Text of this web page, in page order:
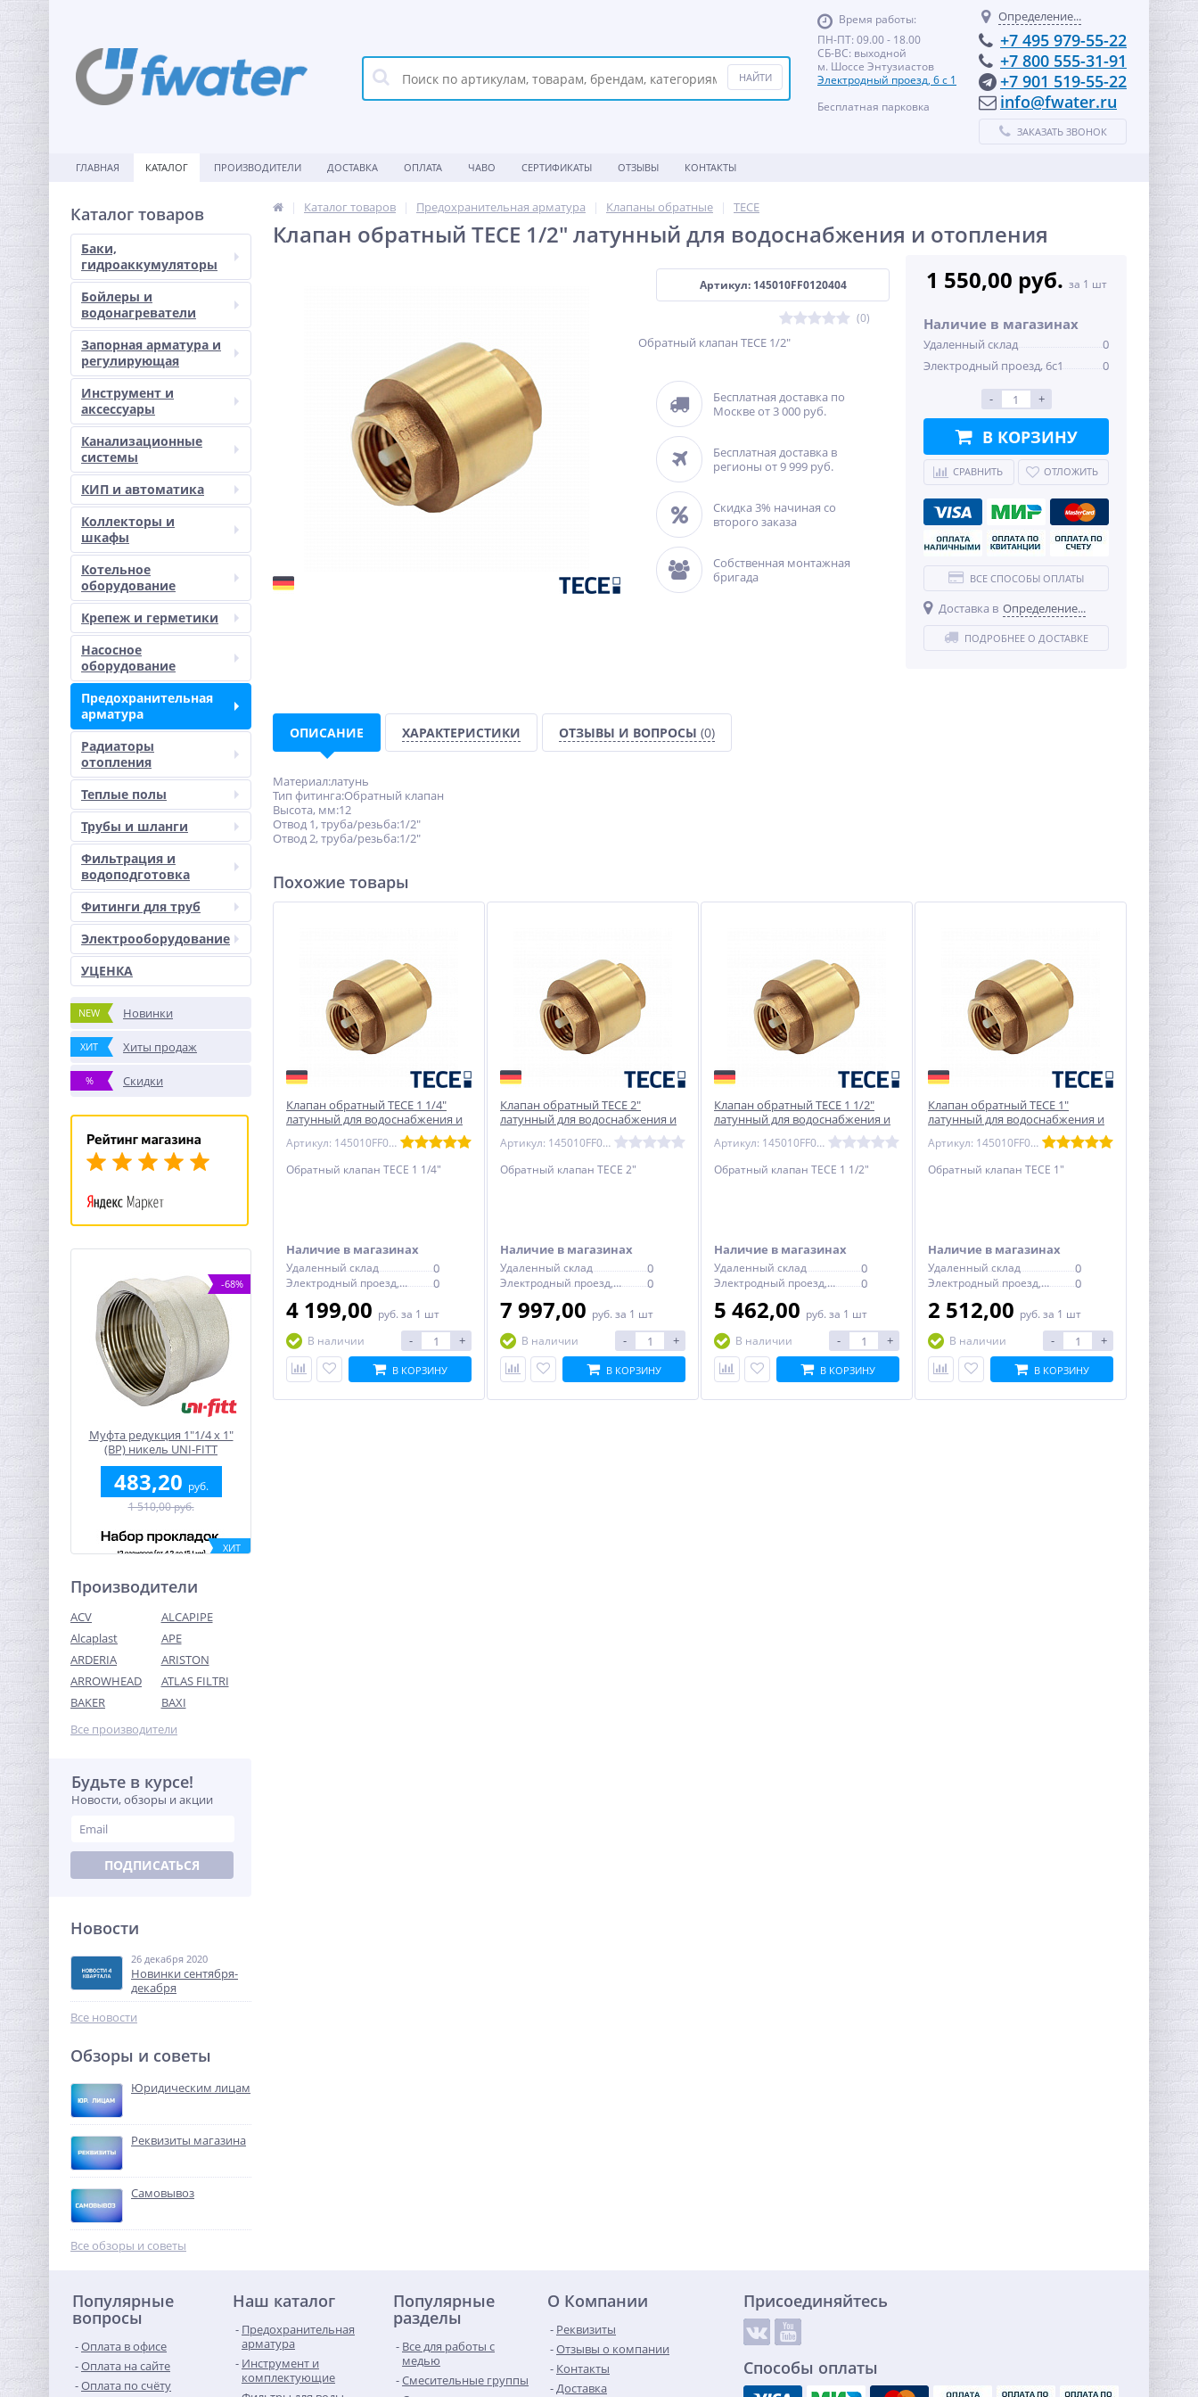
Время работы:
ПН-ПТ: 09.00 - 18.00
СБ-ВС: выходной
м. Шоссе Энтузиастов
Электродный проезд, 6 с 1
Бесплатная парковка
Определение...
+7 495 979-55-22
+7 800 555-31-91
+7 901 519-55-22
info@fwater.ru
ЗАКАЗАТЬ ЗВОНОК
ГЛАВНАЯ КАТАЛОГ ПРОИЗВОДИТЕЛИ ДОСТАВКА ОПЛАТА ЧАВО СЕРТИФИКАТЫ ОТЗЫВЫ КОНТАКТЫ
Каталог товаров
Баки,
гидроаккумуляторы
Бойлеры и
водонагреватели
Запорная арматура и
регулирующая
Инструмент и
аксессуары
Канализационные
системы
КИП и автоматика
Коллекторы и
шкафы
Котельное
оборудование
Крепеж и герметики
Насосное
оборудование
Предохранительная
арматура
Радиаторы
отопления
Теплые полы
Трубы и шланги
Фильтрация и
водоподготовка
Фитинги для труб
Электрооборудование
УЦЕНКА
NEW Новинки
ХИТ Хиты продаж
% Скидки
-68%
Муфта редукция 1"1/4 x 1"
(ВР) никель UNI-FITT
483,20 руб.
1 510,00 руб.
ХИТ
Набор сантехнических
прокладок (410 штук) 12
размеров O-ring /
499,00
Кран шаровый с
электроприводом
BugattiPro 220В 1/2"
8 740,16
Тройник редукция (ВР) 1" x
1/2" x 1" латунь UNI-FITT
1 981,00 руб.
-68%
Производители
ACV
ALCAPIPE
Alcaplast
APE
ARDERIA
ARISTON
ARROWHEAD
ATLAS FILTRI
BAKER
BAXI
Все производители
Будьте в курсе!
Новости, обзоры и акции
ПОДПИСАТЬСЯ
Новости
26 декабря 2020
Новинки сентября-
декабря
Все новости
Обзоры и советы
Юридическим лицам
Реквизиты магазина
Самовывоз
Все обзоры и советы
Каталог товаров Предохранительная арматура Клапаны обратные TECE
Клапан обратный TECE 1/2" латунный для водоснабжения и отопления
Артикул: 145010FF0120404
(0)
Обратный клапан TECE 1/2"
Бесплатная доставка по
Москве от 3 000 руб.
Бесплатная доставка в
регионы от 9 999 руб.
Скидка 3% начиная со
второго заказа
Собственная монтажная
бригада
1 550,00 руб. за 1 шт
Наличие в магазинах
Удаленный склад
0
Электродный проезд, 6с1
0
- +
В КОРЗИНУ
СРАВНИТЬ ОТЛОЖИТЬ
ВСЕ СПОСОБЫ ОПЛАТЫ
Доставка в Определение...
ПОДРОБНЕЕ О ДОСТАВКЕ
ОПИСАНИЕ ХАРАКТЕРИСТИКИ ОТЗЫВЫ И ВОПРОСЫ (0)
Материал:латунь
Тип фитинга:Обратный клапан
Высота, мм:12
Отвод 1, труба/резьба:1/2"
Отвод 2, труба/резьба:1/2"
Похожие товары
Клапан обратный TECE 1 1/4"
латунный для водоснабжения и
Артикул: 145010FF0101010
Обратный клапан TECE 1 1/4"
Наличие в магазинах
Удаленный склад 0
Электродный проезд, 6с1 0
4 199,00 руб. за 1 шт
В наличии
- +
В КОРЗИНУ
Клапан обратный TECE 2"
латунный для водоснабжения и
Артикул: 145010FF0101616
Обратный клапан TECE 2"
Наличие в магазинах
Удаленный склад 0
Электродный проезд, 6с1 0
7 997,00 руб. за 1 шт
В наличии
- +
В КОРЗИНУ
Клапан обратный TECE 1 1/2"
латунный для водоснабжения и
Артикул: 145010FF0101212
Обратный клапан TECE 1 1/2"
Наличие в магазинах
Удаленный склад 0
Электродный проезд, 6с1 0
5 462,00 руб. за 1 шт
В наличии
- +
В КОРЗИНУ
Клапан обратный TECE 1"
латунный для водоснабжения и
Артикул: 145010FF0120808
Обратный клапан TECE 1"
Наличие в магазинах
Удаленный склад 0
Электродный проезд, 6с1 0
2 512,00 руб. за 1 шт
В наличии
- +
В КОРЗИНУ
Популярные
вопросы
Оплата в офисе
Оплата на сайте
Оплата по счёту
Наш каталог
Предохранительная
арматура
Инструмент и
комплектующие
Популярные
разделы
Все для работы с
медью
Смесительные группы
О Компании
Реквизиты
Отзывы о компании
Контакты
Доставка
Присоединяйтесь
Способы оплаты